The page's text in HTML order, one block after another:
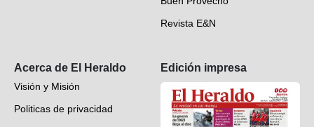
Revista E&N
Acerca de El Heraldo
Visión y Misión
Politicas de privacidad
Edición impresa